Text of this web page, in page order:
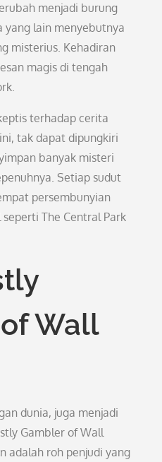
menjadi burung
yang lain menyebutnya
misterius. Kehadiran
magis di tengah
terhadap cerita
tak dapat dipungkiri
banyak misteri
Setiap sudut
persembunyian
The Central Park
Wall
dunia, juga menjadi
Gambler of Wall
adalah roh penjudi yang